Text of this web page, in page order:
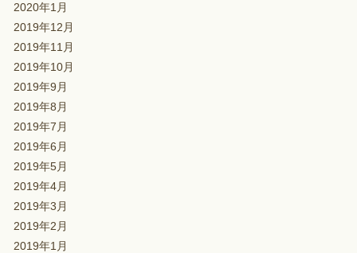
2020年1月
2019年12月
2019年11月
2019年10月
2019年9月
2019年8月
2019年7月
2019年6月
2019年5月
2019年4月
2019年3月
2019年2月
2019年1月